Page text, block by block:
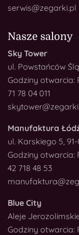
serwis@zegarki.pl
Nasze salony
Sky Tower
ul. Powstańców
Godziny otwarcia:
71 78 04 011
Manufaktura
ul. Karskiego 5,
Godziny otwarcia:
42 718 48 53
Blue City
Aleje
Godziny otwarcia: